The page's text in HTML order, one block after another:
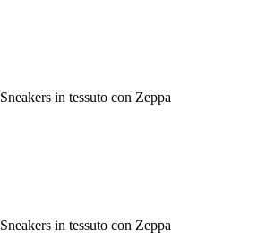
Sneakers in tessuto con Zeppa
Sneakers in tessuto con Zeppa